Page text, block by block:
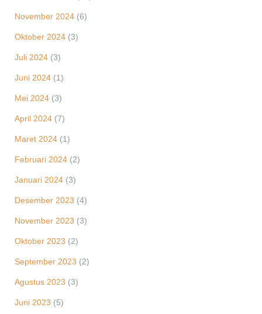
November 2024 (6)
Oktober 2024 (3)
Juli 2024 (3)
Juni 2024 (1)
Mei 2024 (3)
April 2024 (7)
Maret 2024 (1)
Februari 2024 (2)
Januari 2024 (3)
Desember 2023 (4)
November 2023 (3)
Oktober 2023 (2)
September 2023 (2)
Agustus 2023 (3)
Juni 2023 (5)